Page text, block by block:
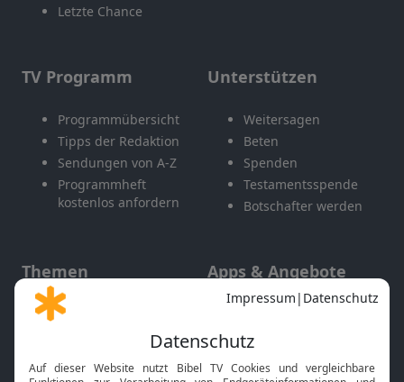
Letzte Chance
TV Programm
Programmübersicht
Tipps der Redaktion
Sendungen von A-Z
Programmheft
kostenlos anfordern
Unterstützen
Weitersagen
Beten
Spenden
Testamentsspende
Botschafter werden
Themen
Gott und Bibel erklärt
Apps & Angebote
Mobile App